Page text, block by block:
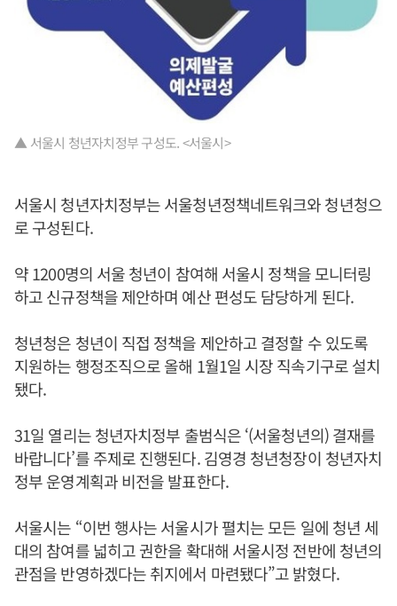
▲ 서울시 청년자치정부 구성도. <서울시>
서울시 청년자치정부는 서울청년정책네트워크와 청년청으
로 구성된다.
약 1200명의 서울 청년이 참여해 서울시 정책을 모니터링
하고 신규정책을 제안하며 예산 편성도 담당하게 된다.
청년청은 청년이 직접 정책을 제안하고 결정할 수 있도록
지원하는 행정조직으로 올해 1월1일 시장 직속기구로 설치
됐다.
31일 열리는 청년자치정부 출범식은 ‘(서울청년의) 결재를
바랍니다’를 주제로 진행된다. 김영경 청년청장이 청년자치
정부 운영계획과 비전을 발표한다.
서울시는 “이번 행사는 서울시가 펼치는 모든 일에 청년 세
대의 참여를 넓히고 권한을 확대해 서울시정 전반에 청년의
관점을 반영하겠다는 취지에서 마련됐다”고 밝혔다.